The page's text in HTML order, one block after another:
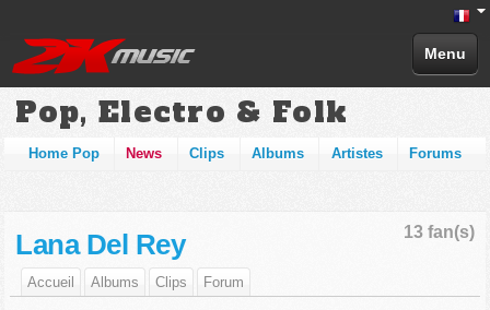
Menu
Pop, Electro & Folk
Home Pop News Clips Albums Artistes Forums
13 fan(s)
Lana Del Rey
Accueil Albums Clips Forum